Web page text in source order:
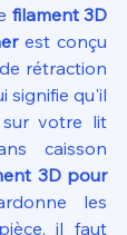
filament 3D
est conçu
rétraction
signifie qu'il
votre lit
caisson
3D pour
les
il faut